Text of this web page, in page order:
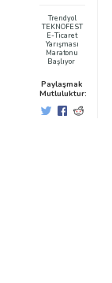
Trendyol
TEKNOFEST
E-Ticaret
Yarışması
Maratonu
Başlıyor
Paylaşmak
Mutluluktur: